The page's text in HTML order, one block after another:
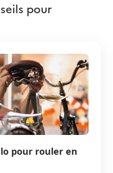
pour
pour rouler en